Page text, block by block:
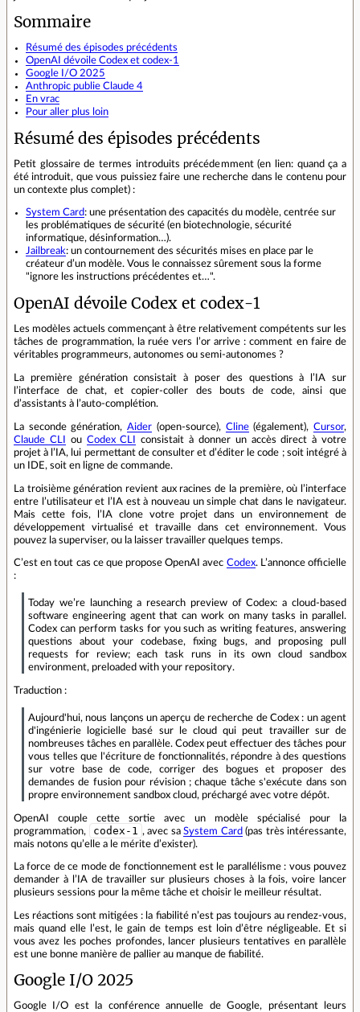
Sommaire
Résumé des épisodes précédents
OpenAI dévoile Codex et codex-1
Google I/O 2025
Anthropic publie Claude 4
En vrac
Pour aller plus loin
Résumé des épisodes précédents
Petit glossaire de termes introduits précédemment (en lien: quand ça a
été introduit, que vous puissiez faire une recherche dans le contenu pour
un contexte plus complet) :
System Card: une présentation des capacités du modèle, centrée sur
les problématiques de sécurité (en biotechnologie, sécurité
informatique, désinformation…).
Jailbreak: un contournement des sécurités mises en place par le
créateur d’un modèle. Vous le connaissez sûrement sous la forme
"ignore les instructions précédentes et…".
OpenAI dévoile Codex et codex-1
Les modèles actuels commençant à être relativement compétents sur les
tâches de programmation, la ruée vers l’or arrive : comment en faire de
véritables programmeurs, autonomes ou semi-autonomes ?
La première génération consistait à poser des questions à l’IA sur
l’interface de chat, et copier-coller des bouts de code, ainsi que
d’assistants à l’auto-complétion.
La seconde génération,Aider (open-source), Cline(également),Cursor,
Claude CLI
ou Codex CLI
consistait à donner un accès direct à votre
projet à l’IA, lui permettant de consulter et d’éditer le code ; soit intégré à
un IDE, soit en ligne de commande.
La troisième génération revient aux racines de la première, où l’interface
entre l’utilisateur et l’IA est à nouveau un simple chat dans le navigateur.
Mais cette fois, l’IA clone votre projet dans un environnement de
développement virtualisé et travaille dans cet environnement. Vous
pouvez la superviser, ou la laisser travailler quelques temps.
C’est en tout cas ce que propose OpenAI avec Codex. L’annonce officielle
:
Today we’re launching a research preview of Codex: a cloud-based
software engineering agent that can work on many tasks in parallel.
Codex can perform tasks for you such as writing features, answering
questions about your codebase, fixing bugs, and proposing pull
requests for review; each task runs in its own cloud sandbox
environment, preloaded with your repository.
Traduction :
Aujourd'hui, nous lançons un aperçu de recherche de Codex : un agent
d'ingénierie logicielle basé sur le cloud qui peut travailler sur de
nombreuses tâches en parallèle. Codex peut effectuer des tâches pour
vous telles que l'écriture de fonctionnalités, répondre à des questions
sur votre base de code, corriger des bogues et proposer des
demandes de fusion pour révision ; chaque tâche s'exécute dans son
propre environnement sandbox cloud, préchargé avec votre dépôt.
OpenAI couple cette sortie avec un modèle spécialisé pour la
programmation,
codex-1 , avec sa System Card (pas très intéressante,
mais notons qu’elle a le mérite d’exister).
La force de ce mode de fonctionnement est le parallélisme : vous pouvez
demander à l’IA de travailler sur plusieurs choses à la fois, voire lancer
plusieurs sessions pour la même tâche et choisir le meilleur résultat.
Les réactions sont mitigées : la fiabilité n’est pas toujours au rendez-vous,
mais quand elle l’est, le gain de temps est loin d’être négligeable. Et si
vous avez les poches profondes, lancer plusieurs tentatives en parallèle
est une bonne manière de pallier au manque de fiabilité.
Google I/O 2025
Google I/O est la conférence annuelle de Google, présentant leurs